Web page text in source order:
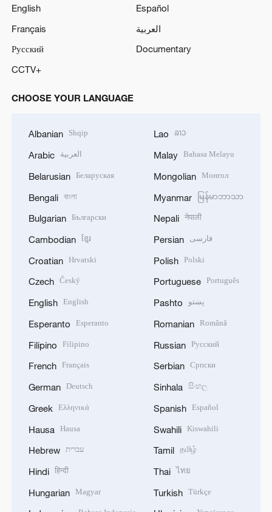
English
Español
Français
العربية
Русский
Documentary
CCTV+
CHOOSE YOUR LANGUAGE
Albanian Shqip
Arabic العربية
Belarusian Беларуская
Bengali বাংলা
Bulgarian Български
Cambodian ខ្មែរ
Croatian Hrvatski
Czech Český
English English
Esperanto Esperanto
Filipino Filipino
French Français
German Deutsch
Greek Ελληνικά
Hausa Hausa
Hebrew עברית
Hindi हिन्दी
Hungarian Magyar
Lao ລາວ
Malay Bahasa Melayu
Mongolian Монгол
Myanmar မြန်မာဘာသာ
Nepali नेपाली
Persian فارسی
Polish Polski
Portuguese Português
Pashto پښتو
Romanian Română
Russian Русский
Serbian Српски
Sinhala සිංහල
Spanish Español
Swahili Kiswahili
Tamil தமிழ்
Thai ไทย
Turkish Türkçe